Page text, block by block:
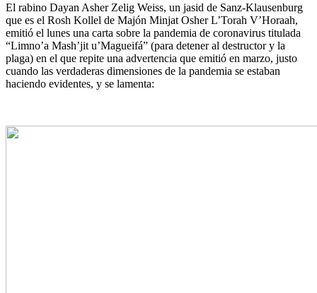
El rabino Dayan Asher Zelig Weiss, un jasid de Sanz-Klausenburg
que es el Rosh Kollel de Majón Minjat Osher L’Torah V’Horaah,
emitió el lunes una carta sobre la pandemia de coronavirus titulada
“Limno’a Mash’jit u’Magueifá” (para detener al destructor y la
plaga) en el que repite una advertencia que emitió en marzo, justo
cuando las verdaderas dimensiones de la pandemia se estaban
haciendo evidentes, y se lamenta: